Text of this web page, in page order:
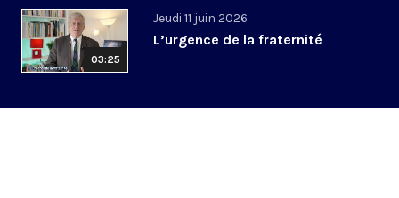
03:25
Jeudi 11 juin 2026
L’urgence de la fraternité